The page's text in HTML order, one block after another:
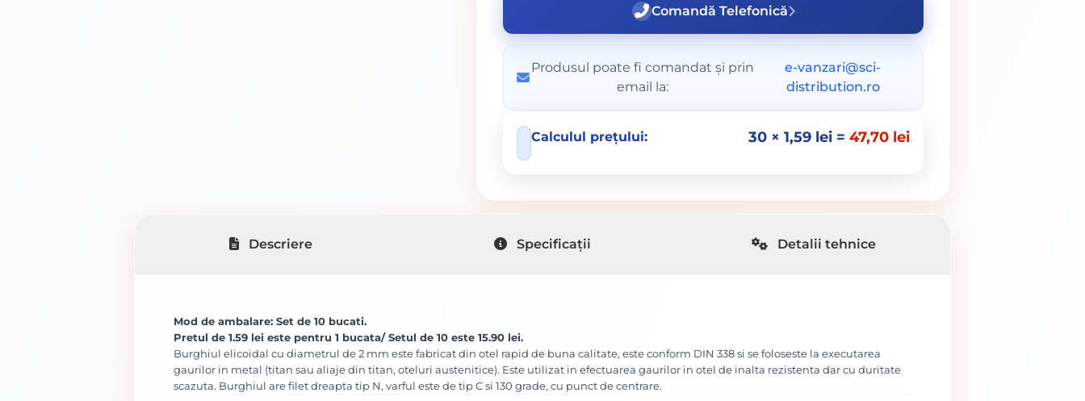
Comandă Telefonică
Produsul poate fi comandat și prin
email la:
e-vanzari@sci-
distribution.ro
Calculul prețului: 30 ×1,59 lei =47,70 lei
Descriere Specificații Detalii tehnice
Mod de ambalare: Set de 10 bucati.
Pretul de 1.59 lei este pentru 1 bucata/ Setul de 10 este 15.90 lei.
Burghiul elicoidal cu diametrul de 2 mm este fabricat din otel rapid de buna calitate, este conform DIN 338 si se foloseste la executarea
gaurilor in metal (titan sau aliaje din titan, oteluri austenitice). Este utilizat in efectuarea gaurilor in otel de inalta rezistenta dar cu duritate
scazuta. Burghiul are filet dreapta tip N, varful este de tip C si 130 grade, cu punct de centrare.